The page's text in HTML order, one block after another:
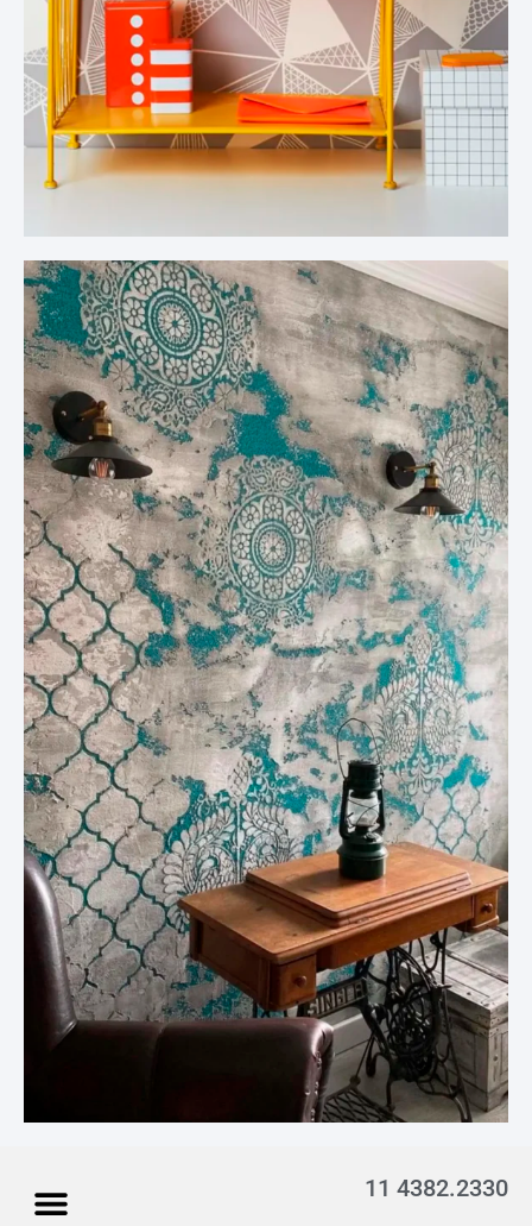
11 4382.2330